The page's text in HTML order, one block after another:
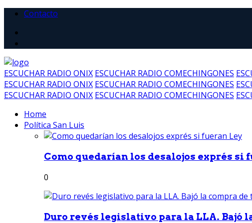
Contacto
ESCUCHAR RADIO ONIX ESCUCHAR RADIO COMECHINGONES
ESCUCHAR RADIO ONIX ESCUCHAR RADIO COMECHINGONES
ESCUCHAR RADIO ONIX ESCUCHAR RADIO COMECHINGONES
Home
Política San Luis
Como quedarían los desalojos exprés si
0
Duro revés legislativo para la LLA. Bajó